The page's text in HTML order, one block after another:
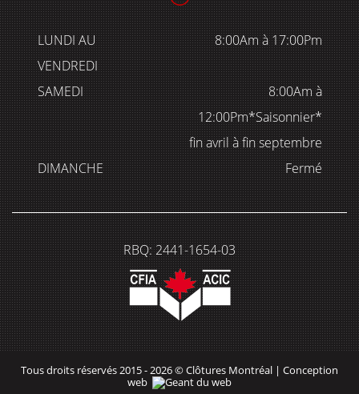
LUNDI AU
VENDREDI
8:00Am à 17:00Pm
SAMEDI
8:00Am à
12:00Pm*Saisonnier*
fin avril à fin septembre
DIMANCHE
Fermé
RBQ: 2441-1654-03
Tous droits réservés 2015 - 2026 © Clôtures Montréal | Conception
web